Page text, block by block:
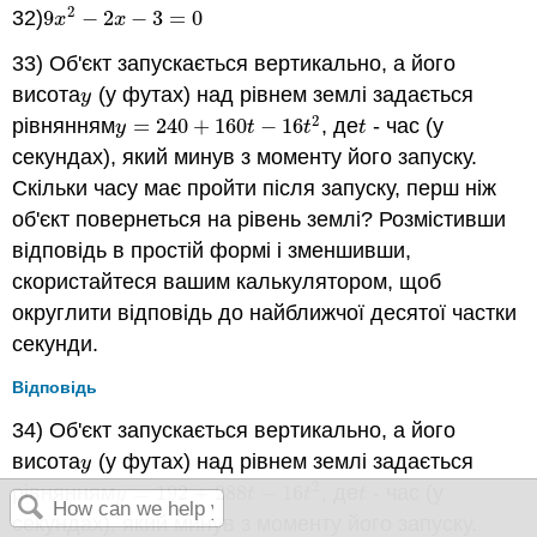
32)9x2 − 2x − 3 = 0
9x2 −2 x− 3=0
33) Об'єкт запускається вертикально, а його
висотаy
y (у футах) над рівнем землі задається
рівняннямy = 240 + 160t − 16t2
y =240+ 160t−16t2 , деt
t - час (у
секундах), який минув з моменту його запуску.
Скільки часу має пройти після запуску, перш ніж
об'єкт повернеться на рівень землі? Розмістивши
відповідь в простій формі і зменшивши,
скористайтеся вашим калькулятором, щоб
округлити відповідь до найближчої десятої частки
секунди.
Відповідь
34) Об'єкт запускається вертикально, а його
висотаy
y (у футах) над рівнем землі задається
рівняннямy = 192+288
y=192+288
секундах), який минув з моменту його запуску.